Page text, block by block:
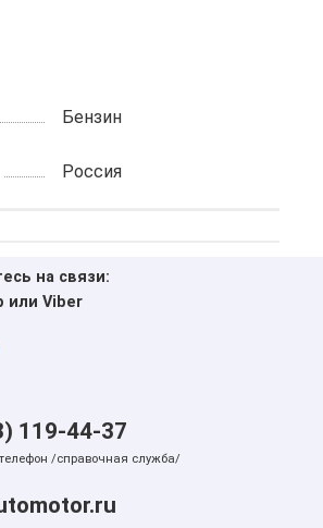
Бензин
Россия
на связи:
или Viber
119-44-37
/справочная служба/